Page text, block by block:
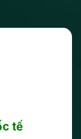
tế